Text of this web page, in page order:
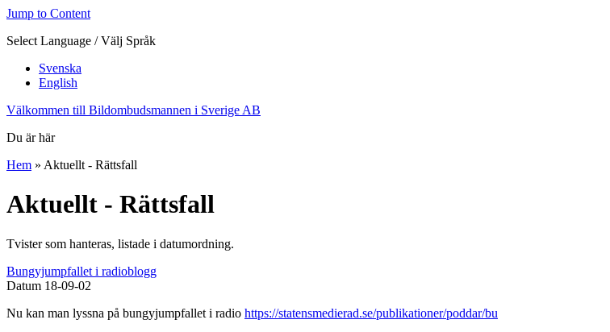
Jump to Content
Select Language / Välj Språk
Svenska
English
Välkommen till Bildombudsmannen i Sverige AB
Du är här
Hem » Aktuellt - Rättsfall
Aktuellt - Rättsfall
Tvister som hanteras, listade i datumordning.
Bungyjumpfallet i radioblogg
Datum 18-09-02
Nu kan man lyssna på bungyjumpfallet i radio https://statensmedierad.se/publikationer/poddar/bu